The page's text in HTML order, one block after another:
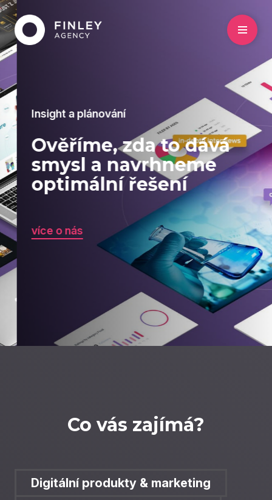
Insight a plánování
Ověříme, zda to dává
smysl a navrhneme
optimální řešení
více o nás
Co vás zajímá?
Digitální produkty & marketing